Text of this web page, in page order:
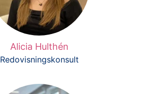
Alicia Hulthén
Redovisningskonsult